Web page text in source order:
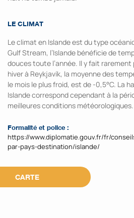
LE CLIMAT
Le climat en Islande est du type
Gulf Stream, l’Islande bénéficie de
douces toute l’année. Il y fait rarement
hiver à Reykjavík, la moyenne des
le mois le plus froid, est de -0,5°C. La
Islande correspond cependant à la
meilleures conditions météorologiques.
Formalité et police :
https://www.diplomatie.gouv.fr/fr/
par-pays-destination/islande/
CARTE